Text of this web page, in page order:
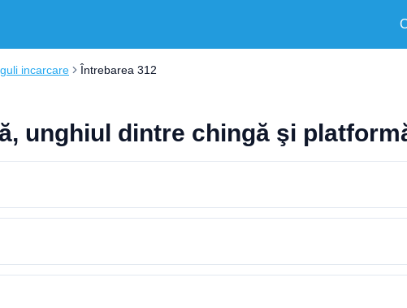
incarcare Întrebarea 312
unghiul dintre chingă şi